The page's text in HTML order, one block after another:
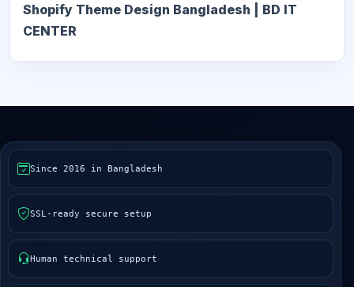
Shopify Theme Design Bangladesh | BD IT
CENTER
Since 2016 in Bangladesh
SSL-ready secure setup
Human technical support